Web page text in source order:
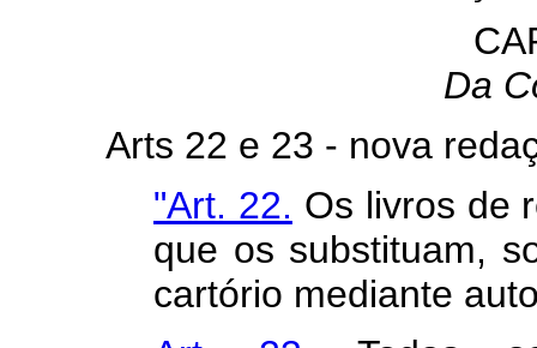
Da
Arts 22 e 23 - nova
"Art. 22. Os livros de
que os substituam,
cartório mediante